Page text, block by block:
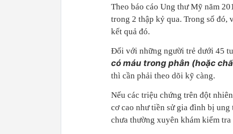
Theo báo cáo Ung thư Mỹ năm
trong 2 thập kỷ qua. Trong số đó,
kết quả đó.
Đối với những người trẻ dưới 45
có máu trong phân (hoặc
thì cần phải theo dõi kỹ càng.
Nếu các triệu chứng trên đột
cơ cao như tiền sử gia đình bị
chưa thường xuyên khám kiểm